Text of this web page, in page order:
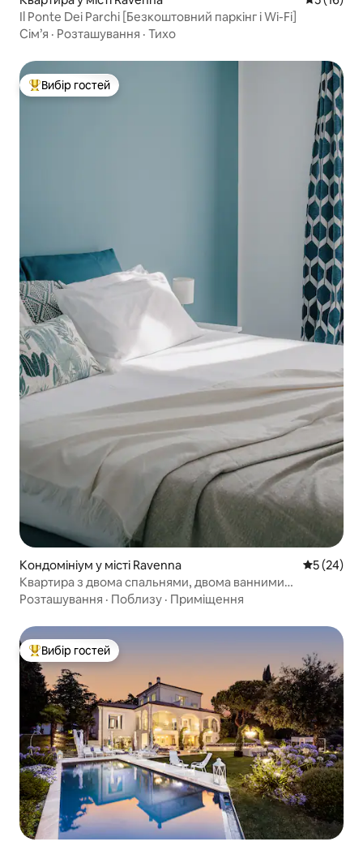
Il Ponte Dei Parchi [Безкоштовний паркінг і Wi-Fi]
Сім’я · Розташування · Тихо
Топ вибір гостей
Вибір гостей
Кондомініум у місті Ravenna Середня
5 (24)
Квартира з двома спальнями, двома ванними
кімнатами в центрі міста
Розташування · Поблизу · Приміщення
Топ вибір гостей
Вибір гостей